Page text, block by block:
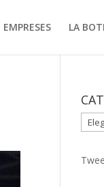
EMPRESES LA